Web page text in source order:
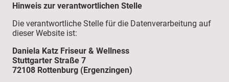
Hinweis zur verantwortlichen Stelle
Die verantwortliche Stelle für die Datenverarbeitung auf
dieser Website ist:
Daniela Katz Friseur & Wellness
Stuttgarter Straße 7
72108 Rottenburg (Ergenzingen)